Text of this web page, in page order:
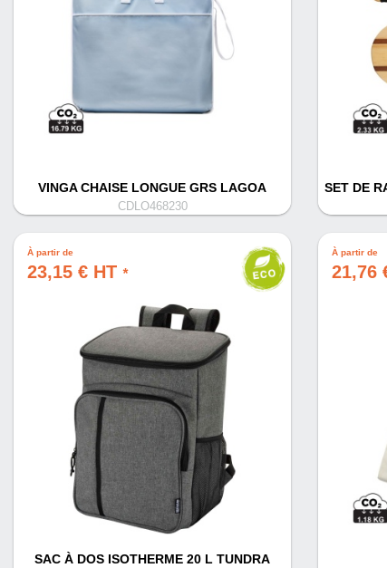
VINGA CHAISE LONGUE GRS LAGOA
CDLO468230
SET DE
À partir de
23,15 € HT *
SAC À DOS ISOTHERME 20 L TUNDRA
À partir de
21,76